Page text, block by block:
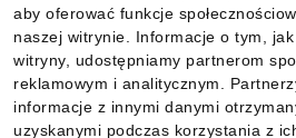
aby oferować funkcje
naszej witrynie. Informacje o tym,
witryny, udostępniamy partnerom
reklamowym i analitycznym.
informacje z innymi danymi
uzyskanymi podczas korzystania z
Informacje
Pobierz naszą